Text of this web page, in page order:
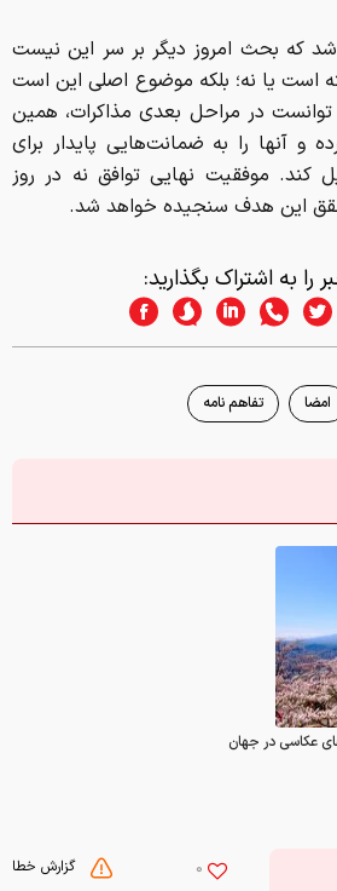
که بحث امروز دیگر بر سر این نیست
است یا نه؛ بلکه موضوع اصلی این است
توانست در مراحل بعدی مذاکرات، همین
و آنها را به ضمانت‌هایی پایدار برای
کند. موفقیت نهایی توافق نه در روز
این هدف سنجیده خواهد شد.
را به اشتراک بگذارید:
امضا تفاهم نامه
عکاسی در جهان
گزارش خطا 0